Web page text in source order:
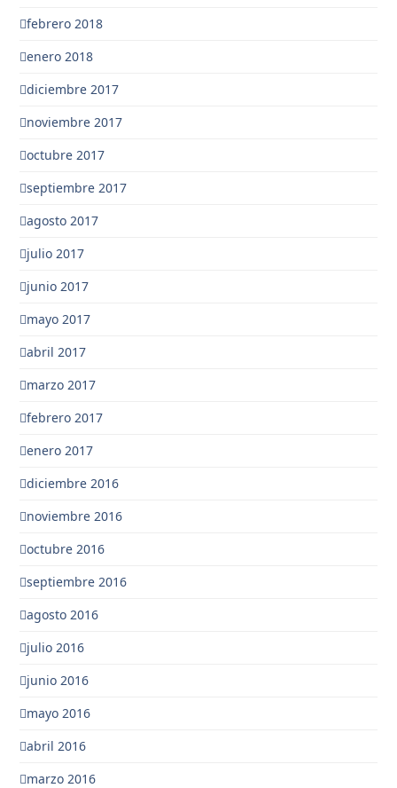
febrero 2018
enero 2018
diciembre 2017
noviembre 2017
octubre 2017
septiembre 2017
agosto 2017
julio 2017
junio 2017
mayo 2017
abril 2017
marzo 2017
febrero 2017
enero 2017
diciembre 2016
noviembre 2016
octubre 2016
septiembre 2016
agosto 2016
julio 2016
junio 2016
mayo 2016
abril 2016
marzo 2016